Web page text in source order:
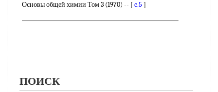
Основы общей химии Том 3 (1970) -- [ c.5 ]
ПОИСК